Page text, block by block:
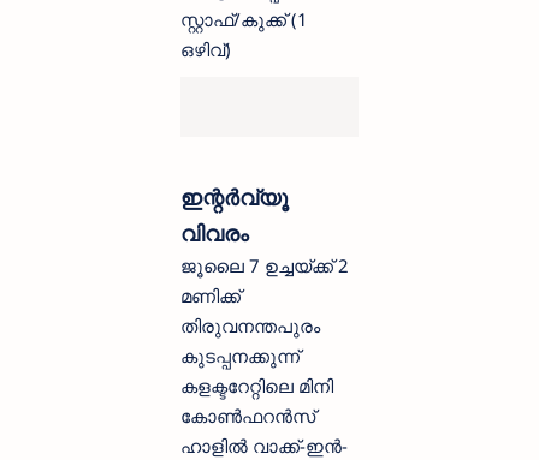
സ്റ്റാഫ്/കുക്ക് (1
ഒഴിവ്)
ഇന്റർവ്യൂ
വിവരം
ജൂലൈ 7 ഉച്ചയ്ക്ക് 2
മണിക്ക്
തിരുവനന്തപുരം
കുടപ്പനക്കുന്ന്
കളക്ടറേറ്റിലെ മിനി
കോൺഫറൻസ്
ഹാളിൽ വാക്ക്-ഇൻ-